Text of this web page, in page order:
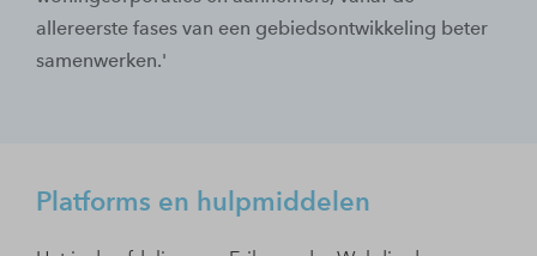
allereerste fases van een gebiedsontwikkeling beter
samenwerken.'
Platforms en hulpmiddelen